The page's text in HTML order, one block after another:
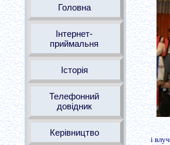
Головна
Інтернет-
приймальня
Історія
Телефонний
довідник
Керівництво
і